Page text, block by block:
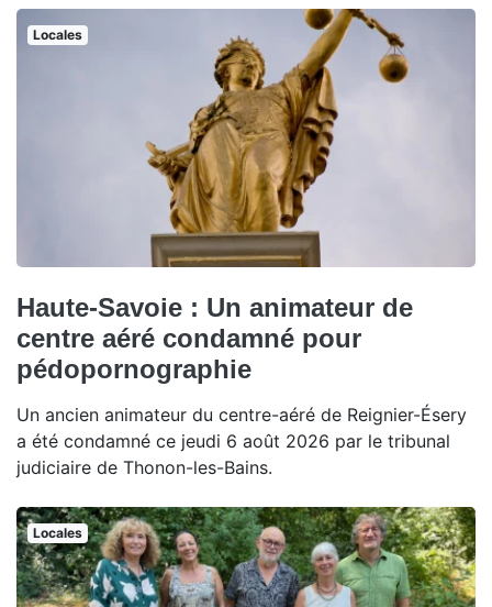
Locales
Haute-Savoie : Un animateur de
centre aéré condamné pour
pédopornographie
Un ancien animateur du centre-aéré de Reignier-Ésery
a été condamné ce jeudi 6 août 2026 par le tribunal
judiciaire de Thonon-les-Bains.
Locales